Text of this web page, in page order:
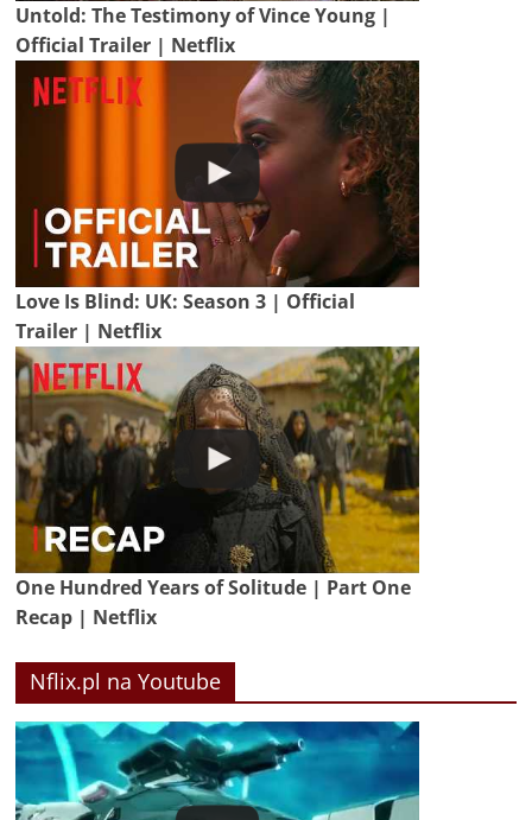
Untold: The Testimony of Vince Young |
Official Trailer | Netflix
Love Is Blind: UK: Season 3 | Official
Trailer | Netflix
One Hundred Years of Solitude | Part One
Recap | Netflix
Nflix.pl na Youtube